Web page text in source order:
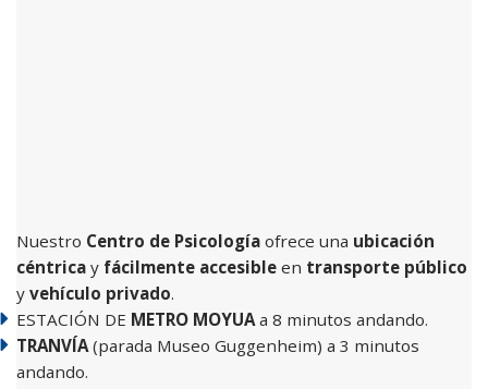
Nuestro Centro de Psicología ofrece una ubicación
céntrica y fácilmente accesible en transporte público
y vehículo privado.
ESTACIÓN DE METRO MOYUAa 8 minutos andando.
TRANVÍA(parada Museo Guggenheim) a 3 minutos
andando.